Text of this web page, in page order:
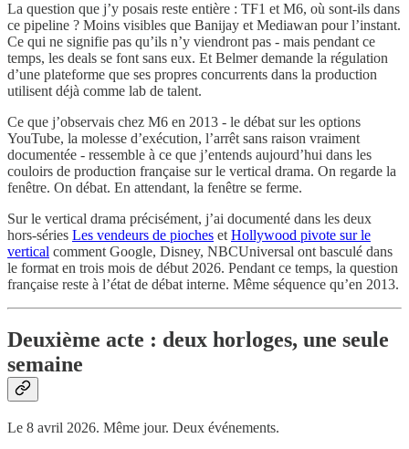
La question que j’y posais reste entière : TF1 et M6, où sont-ils dans
ce pipeline ? Moins visibles que Banijay et Mediawan pour l’instant.
Ce qui ne signifie pas qu’ils n’y viendront pas - mais pendant ce
temps, les deals se font sans eux. Et Belmer demande la régulation
d’une plateforme que ses propres concurrents dans la production
utilisent déjà comme lab de talent.
Ce que j’observais chez M6 en 2013 - le débat sur les options
YouTube, la molesse d’exécution, l’arrêt sans raison vraiment
documentée - ressemble à ce que j’entends aujourd’hui dans les
couloirs de production française sur le vertical drama. On regarde la
fenêtre. On débat. En attendant, la fenêtre se ferme.
Sur le vertical drama précisément, j’ai documenté dans les deux
hors-séries Les vendeurs de pioches et Hollywood pivote sur le
vertical comment Google, Disney, NBCUniversal ont basculé dans
le format en trois mois de début 2026. Pendant ce temps, la question
française reste à l’état de débat interne. Même séquence qu’en 2013.
Deuxième acte : deux horloges, une seule
semaine
Le 8 avril 2026. Même jour. Deux événements.